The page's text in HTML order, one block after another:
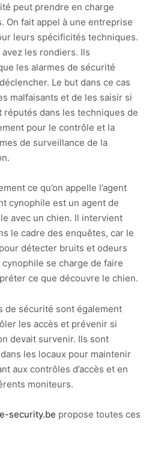
peut prendre en charge
On fait appel à une entreprise
leurs spécificités techniques.
avez les rondiers. Ils
les alarmes de sécurité
Le but dans ce cas
malfaisants et de les saisir si
réputés dans les techniques de
pour le contrôle et la
de surveillance de la
ce qu’on appelle l’agent
cynophile est un agent de
avec un chien. Il intervient
le cadre des enquêtes, car le
détecter bruits et odeurs
cynophile se charge de faire
ce que découvre le chien.
de sécurité sont également
les accès et prévenir si
devait survenir. Ils sont
les locaux pour maintenir
aux contrôles d’accès et en
moniteurs.
security.be propose toutes ces